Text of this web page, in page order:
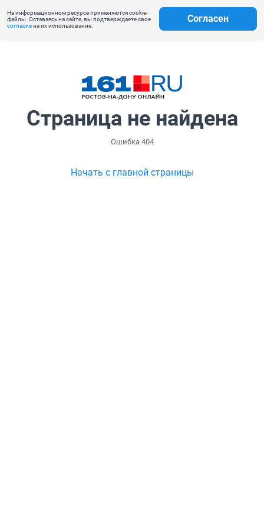
На информационном ресурсе применяются cookie-
файлы. Оставаясь на сайте, вы подтверждаете свое
согласиена их использование.
Согласен
Страница не найдена
Ошибка 404
Начать с главной страницы